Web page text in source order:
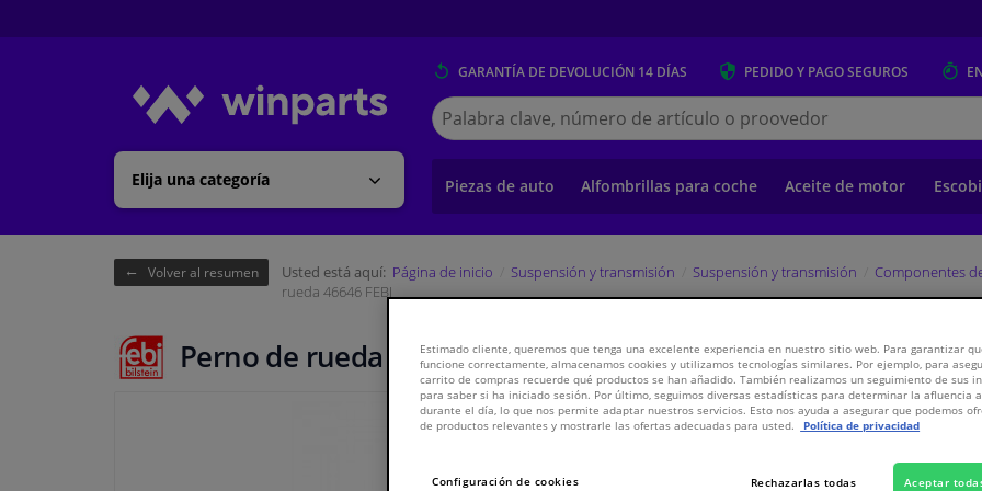
Elija una categoría
GARANTÍA DE DEVOLUCIÓN 14 DÍAS PEDIDO Y PAGOSEGUROS
Buscar
en
Winparts.es
Piezas de auto Alfombrillas para coche Aceite de motor
Volver al resumen Usted está aquí: Página de inicio Suspensión y transmisión Suspensión y transmisión Componentes
rueda 46646 FEBI
Perno de rueda 46646 FEBI
3,45€
Ver
Estimado cliente, queremos que tenga una excelente experiencia en nuestro sitio web. Para garantizar
funcione correctamente, almacenamos cookies y utilizamos tecnologías similares. Por ejemplo, para
carrito de compras recuerde qué productos se han añadido. También realizamos un seguimiento de sus
para saber si ha iniciado sesión. Por último, seguimos diversas estadísticas para determinar la afluencia
durante el día, lo que nos permite adaptar nuestros servicios. Esto nos ayuda a asegurar que podemos
de productos relevantes y mostrarle las ofertas adecuadas para usted.
Política de privacidad
Configuración de cookies Rechazarlas todas Aceptar